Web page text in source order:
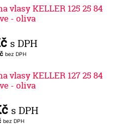
vlasy KELLER 125 25 84
- oliva
s DPH
bez DPH
vlasy KELLER 127 25 84
- oliva
s DPH
bez DPH